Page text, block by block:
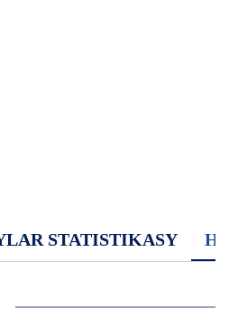
STATISTIKASY